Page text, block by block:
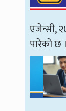
एजेन्सी,
पारेको छ ।